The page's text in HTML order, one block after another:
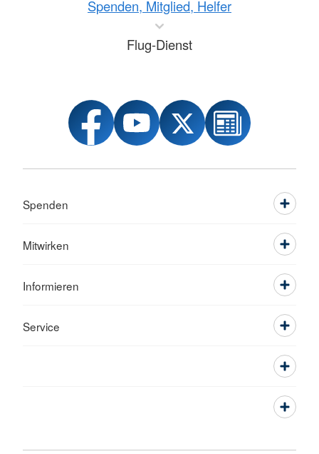
Spenden, Mitglied, Helfer
Flug-Dienst
Spenden
Mitwirken
Informieren
Service